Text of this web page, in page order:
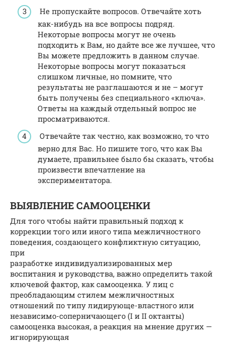
Не пропускайте вопросов. Отвечайте хоть
как-нибудь на все вопросы подряд.
Некоторые вопросы могут не очень
подходить к Вам, но дайте все же лучшее, что
Вы можете предложить в данном случае.
Некоторые вопросы могут показаться
слишком личные, но помните, что
результаты не разглашаются и не – могут
быть получены без специального «ключа».
Ответы на каждый отдельный вопрос не
просматриваются.
Отвечайте так честно, как возможно, то что
верно для Вас. Но пишите того, что как Вы
думаете, правильнее было бы сказать, чтобы
произвести впечатление на
экспериментатора.
ВЫЯВЛЕНИЕ САМООЦЕНКИ
Для того чтобы найти правильный подход к
коррекции того или иного типа межличностного
поведения, создающего конфликтную ситуацию,
при
разработке индивидуализированных мер
воспитания и руководства, важно определить такой
ключевой фактор, как самооценка. У лиц с
преобладающим стилем межличностных
отношений по типу лидирующе-властного или
независимо-соперничающего (I и II октанты)
самооценка высокая, а реакция на мнение других —
игнорирующая